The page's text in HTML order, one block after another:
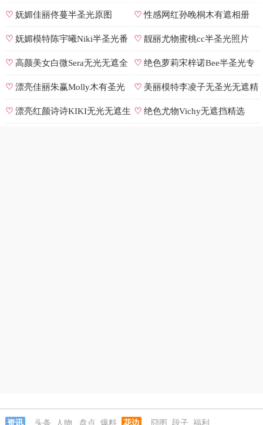
♡妩媚佳丽佟蔓半圣光原图 ♡性感网红孙晚桐木有遮相册
♡妩媚模特陈宇曦Niki半圣光番
号
♡ 靓丽尤物蜜桃cc半圣光照片
♡高颜美女白微Sera无光无遮全
集
♡ 绝色萝莉宋梓诺Bee半圣光专
辑
♡漂亮佳丽朱赢Molly木有圣光
原图
♡ 美丽模特李凌子无圣光无遮精
选
♡漂亮红颜诗诗KIKI无光无遮生 ♡ 绝色尤物Vichy无遮挡精选
资讯 头条 人物 盘点 爆料 花边 囧图 段子 福利